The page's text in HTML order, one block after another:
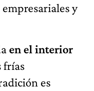
y
en el interior
frías
es